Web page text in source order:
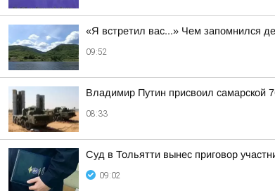
«Я встретил вас...» Чем запомнился
09:52
Владимир Путин присвоил самарской
08:33
Суд в Тольятти вынес приговор
09:02